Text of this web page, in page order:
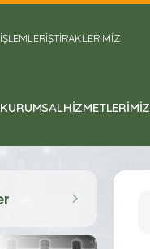
İŞTİRAKLERİMİZ
KURUMSALHIZMETLERIMIZ